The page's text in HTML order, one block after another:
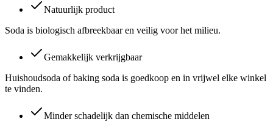
Natuurlijk product
Soda is biologisch afbreekbaar en veilig voor het milieu.
Gemakkelijk verkrijgbaar
Huishoudsoda of baking soda is goedkoop en in vrijwel elke winkel
te vinden.
Minder schadelijk dan chemische middelen